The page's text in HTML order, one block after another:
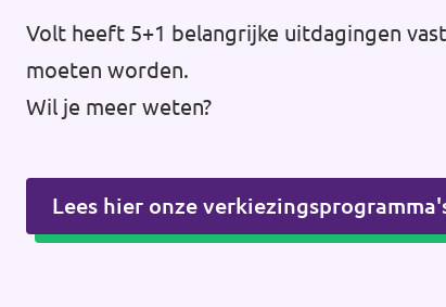
Volt heeft 5+1 belangrijke uitdagingen
moeten worden.
Wil je meer weten?
Lees hier onze